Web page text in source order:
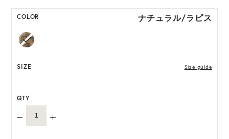
COLOR ナチュラル/ラピス
SIZE Size guide
QTY